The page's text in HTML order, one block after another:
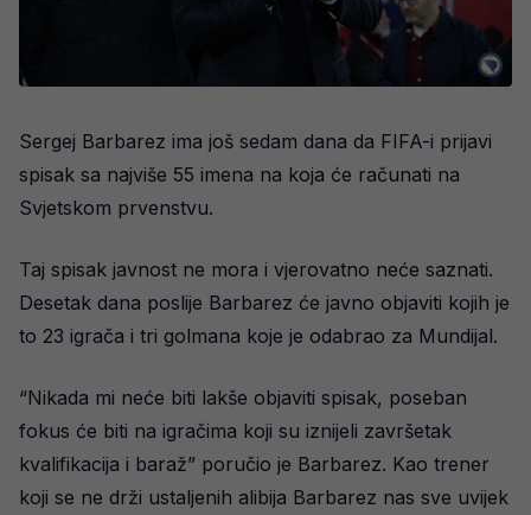
Sergej Barbarez ima još sedam dana da FIFA-i prijavi
spisak sa najviše 55 imena na koja će računati na
Svjetskom prvenstvu.
Taj spisak javnost ne mora i vjerovatno neće saznati.
Desetak dana poslije Barbarez će javno objaviti kojih je
to 23 igrača i tri golmana koje je odabrao za Mundijal.
“Nikada mi neće biti lakše objaviti spisak, poseban
fokus će biti na igračima koji su iznijeli završetak
kvalifikacija i baraž” poručio je Barbarez. Kao trener
koji se ne drži ustaljenih alibija Barbarez nas sve uvijek